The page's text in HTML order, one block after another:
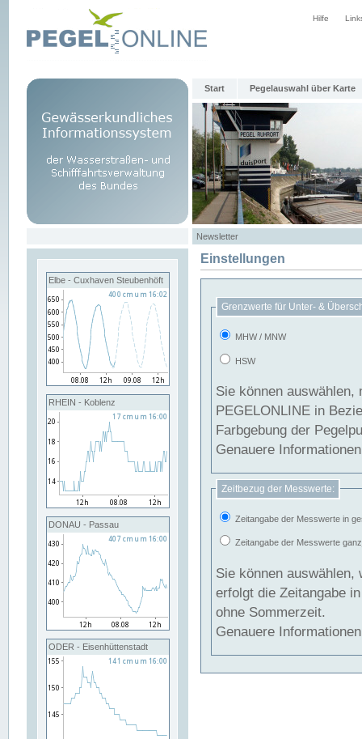
Hilfe
Start Pegelauswahl über Karte
Newsletter
Elbe - Cuxhaven Steubenhöft
RHEIN - Koblenz
DONAU - Passau
ODER - Eisenhüttenstadt
Einstellungen
Grenzwerte für Unter- &
MHW / MNW
HSW
Sie können
PEGELONLINE in Beziehung
Farbgebung der
Genauere
Zeitbezug der Messwerte:
Zeitangabe der Messwerte in
Zeitangabe der Messwerte
Sie können auswählen,
erfolgt die Zeitangabe
ohne Sommerzeit.
Genauere